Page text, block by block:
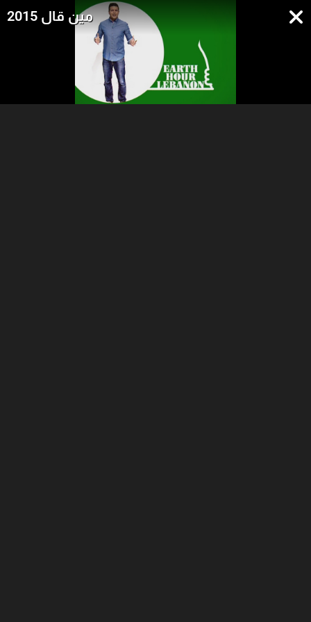
مين قال 2015